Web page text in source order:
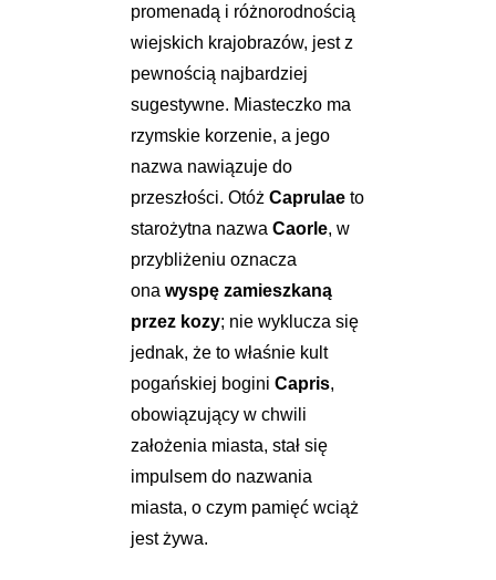
promenadą i różnorodnością
wiejskich krajobrazów, jest z
pewnością najbardziej
sugestywne. Miasteczko ma
rzymskie korzenie, a jego
nazwa nawiązuje do
przeszłości. Otóż Caprulaeto
starożytna nazwa Caorle, w
przybliżeniu oznacza
ona wyspę zamieszkaną
przez kozy; nie wyklucza się
jednak, że to właśnie kult
pogańskiej bogini Capris,
obowiązujący w chwili
założenia miasta, stał się
impulsem do nazwania
miasta, o czym pamięć wciąż
jest żywa.